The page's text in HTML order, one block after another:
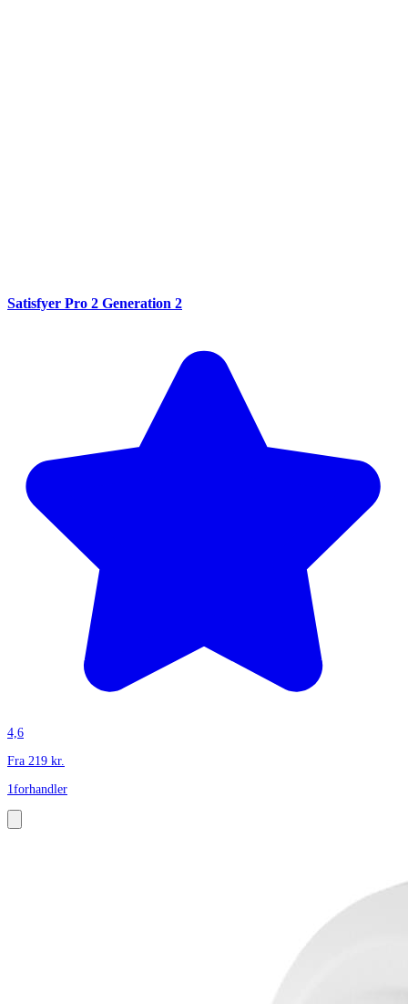
Satisfyer Pro 2 Generation 2
4,6
Fra 219 kr.
1forhandler